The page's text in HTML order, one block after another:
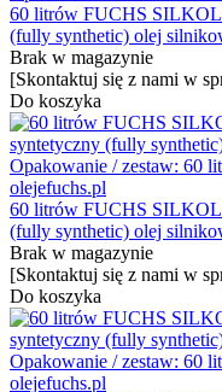
60 litrów FUCHS
(fully synthetic) olej
Brak w magazynie
[Skontaktuj się z nami w
Do koszyka
60 litrów FUCHS
(fully synthetic) olej
Brak w magazynie
[Skontaktuj się z nami w
Do koszyka